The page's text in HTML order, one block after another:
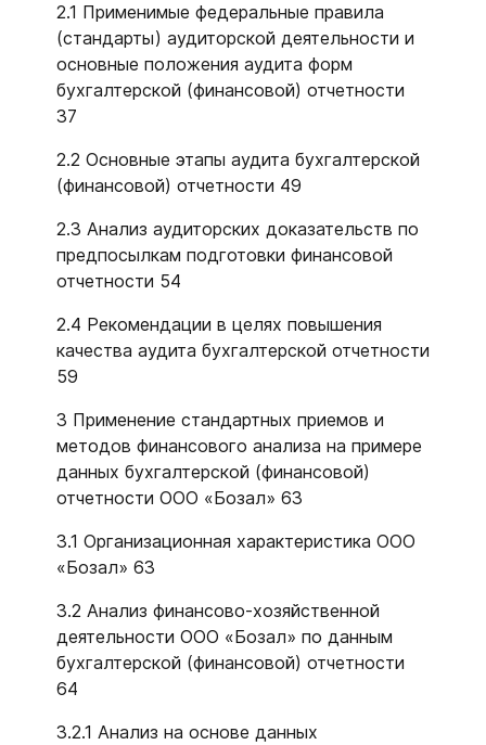
2.1 Применимые федеральные правила
(стандарты) аудиторской деятельности и
основные положения аудита форм
бухгалтерской (финансовой) отчетности
37
2.2 Основные этапы аудита бухгалтерской
(финансовой) отчетности 49
2.3 Анализ аудиторских доказательств по
предпосылкам подготовки финансовой
отчетности 54
2.4 Рекомендации в целях повышения
качества аудита бухгалтерской отчетности
59
3 Применение стандартных приемов и
методов финансового анализа на примере
данных бухгалтерской (финансовой)
отчетности ООО «Бозал» 63
3.1 Организационная характеристика ООО
«Бозал» 63
3.2 Анализ финансово-хозяйственной
деятельности ООО «Бозал» по данным
бухгалтерской (финансовой) отчетности
64
3.2.1 Анализ на основе данных